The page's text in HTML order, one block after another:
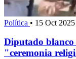
Política • 15 Oct 2025
Diputado blanco
"ceremonia